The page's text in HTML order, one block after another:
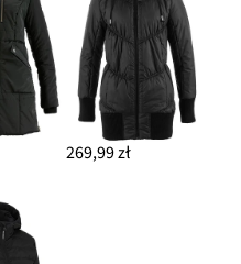
269,99 zł